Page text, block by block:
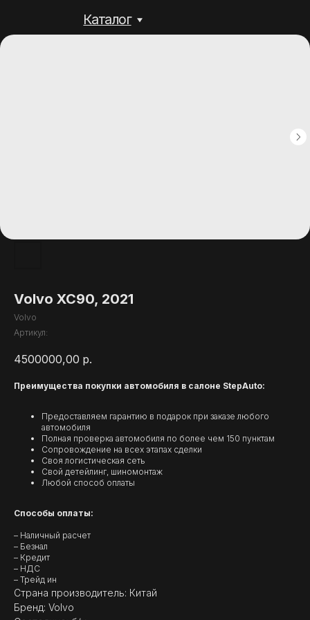
Каталог
Volvo XC90, 2021
Volvo
Артикул:
4500000,00 р.
Преимущества покупки автомобиля в салоне StepAuto:
Предоставляем гарантию в подарок при заказе любого
автомобиля
Полная проверка автомобиля по более чем 150 пунктам
Сопровождение на всех этапах сделки
Своя логистическая сеть
Свой детейлинг, шиномонтаж
Любой способ оплаты
Способы оплаты:
– Наличный расчет
– Безнал
– Кредит
– НДС
– Трейд ин
Страна производитель: Китай
Бренд: Volvo